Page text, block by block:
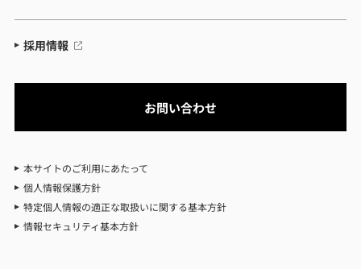
採用情報
お問い合わせ
本サイトのご利用にあたって
個人情報保護方針
特定個人情報の適正な取扱いに関する基本方針
情報セキュリティ基本方針